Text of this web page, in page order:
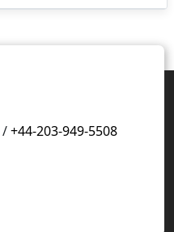
/+44-203-949-5508